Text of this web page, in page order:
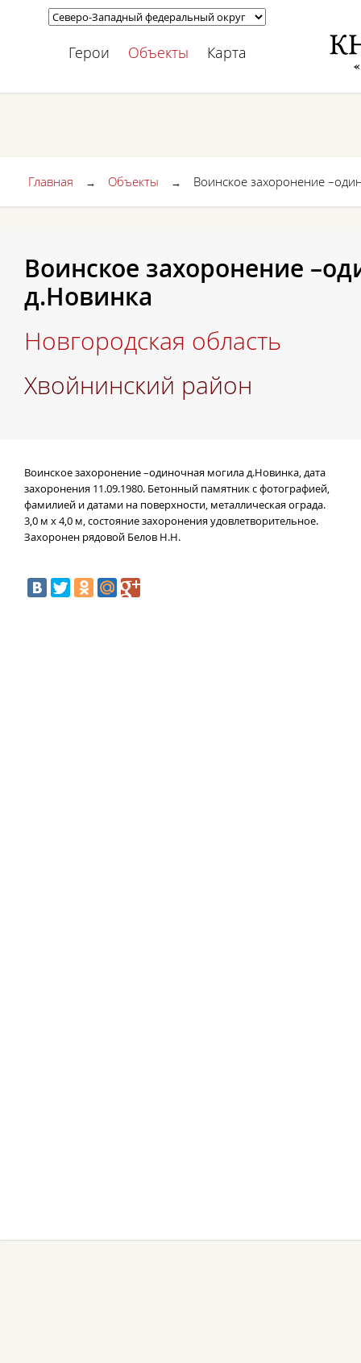
Герои Объекты Карта
Главная → Объекты → Воинское захоронение
Воинское захоронение
д.Новинка
Новгородская область
Хвойнинский район
Воинское захоронение –одиночная могила д.Новинка, дата
захоронения 11.09.1980. Бетонный памятник с фотографией,
фамилией и датами на поверхности, металлическая ограда.
3,0 м х 4,0 м, состояние захороненияудовлетворительное.
Захоронен рядовой Белов Н.Н.